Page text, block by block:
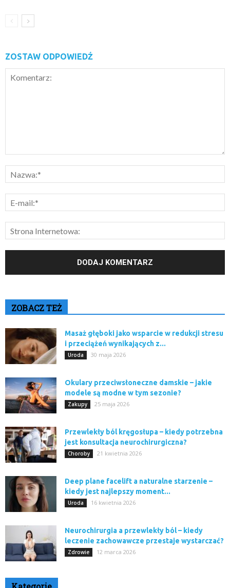
ZOSTAW ODPOWIEDŹ
ZOBACZ TEŻ
Masaż głęboki jako wsparcie w redukcji stresu
i przeciążeń wynikających z...
Uroda 30 maja 2026
Okulary przeciwsłoneczne damskie – jakie
modele są modne w tym sezonie?
Zakupy 25 maja 2026
Przewlekły ból kręgosłupa – kiedy potrzebna
jest konsultacja neurochirurgiczna?
Choroby 21 kwietnia 2026
Deep plane facelift a naturalne starzenie –
kiedy jest najlepszy moment...
Uroda 16 kwietnia 2026
Neurochirurgia a przewlekły ból – kiedy
leczenie zachowawcze przestaje wystarczać?
Zdrowie 12 marca 2026